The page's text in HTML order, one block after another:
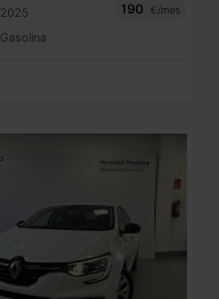
2025
Gasolina
190
€/mes